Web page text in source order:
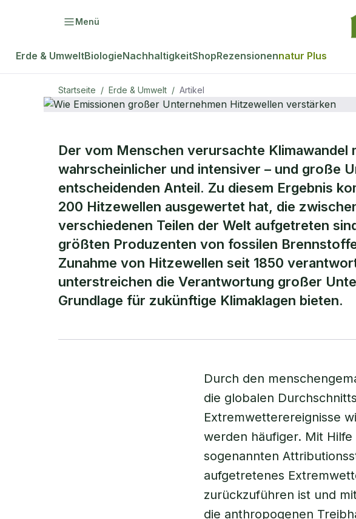
Menü
Erde & UmweltBiologieNachhaltigkeitShopRezensionennatur Plus
Startseite / Erde & Umwelt / Artikel
ERDE & UMWELT
Wie Emissionen
Unternehmen
verstärken
Der vom Menschen verursachte Klimawandel
wahrscheinlicher und intensiver – und große
entscheidenden Anteil. Zu diesem Ergebnis
200 Hitzewellen ausgewertet hat, die
verschiedenen Teilen der Welt aufgetreten
größten Produzenten von fossilen
Zunahme von Hitzewellen seit 1850
unterstreichen die Verantwortung großer
Grundlage für zukünftige Klimaklagen bieten.
Durch den
die globalen
Extremwetterereignisse
werden häufiger. Mit
sogenannten
aufgetretenes
zurückzuführen ist und
die anthropogenen